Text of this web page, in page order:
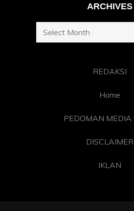
ARCHIVES
Archives
REDAKSI
Home
PEDOMAN MEDIA
DISCLAIMER
IKLAN